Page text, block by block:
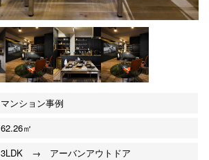
マンション事例
62.26㎡
3LDK → アーバンアウトドア